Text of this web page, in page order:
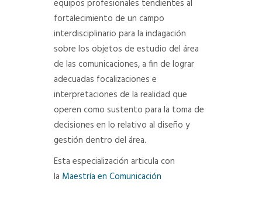
equipos profesionales tendientes al
fortalecimiento de un campo
interdisciplinario para la indagación
sobre los objetos de estudio del área
de las comunicaciones, a fin de lograr
adecuadas focalizaciones e
interpretaciones de la realidad que
operen como sustento para la toma de
decisiones en lo relativo al diseño y
gestión dentro del área.
Esta especialización articula con
la Maestría en Comunicación